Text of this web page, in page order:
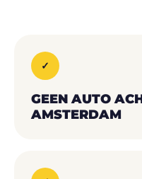
✓
GEEN AUTO
AMSTERDAM